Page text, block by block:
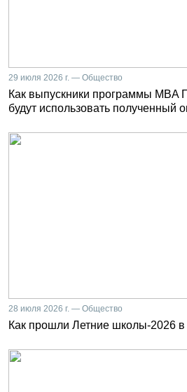
29 июля 2026 г. — Общество
Как выпускники программы MBA
будут использовать полученный
28 июля 2026 г. — Общество
Как прошли Летние школы-2026 в